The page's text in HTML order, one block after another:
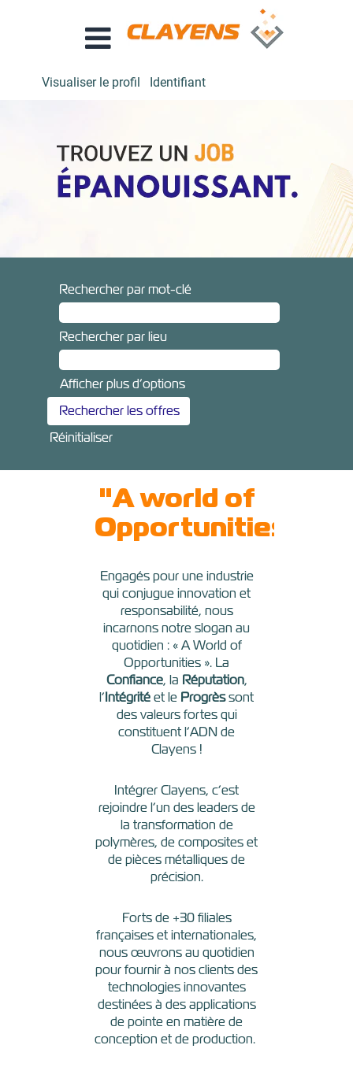
Visualiser le profil Identifiant
Rechercher par mot-clé
Rechercher par lieu
Afficher plus d’options
Réinitialiser
"A world of
Opportunities"
Engagés pour une industrie
qui conjugue innovation et
responsabilité, nous
incarnons notre slogan au
quotidien : « A World of
Opportunities ». La
Confiance, la Réputation,
l’Intégritéet le Progrèssont
des valeurs fortes qui
constituent l’ADN de
Clayens !
Intégrer Clayens, c’est
rejoindre l’un des leaders de
la transformation de
polymères, de composites et
de pièces métalliques de
précision.
Forts de +30 filiales
françaises et internationales,
nous œuvrons au quotidien
pour fournir à nos clients des
technologies innovantes
destinées à des applications
de pointe en matière de
conception et de production.